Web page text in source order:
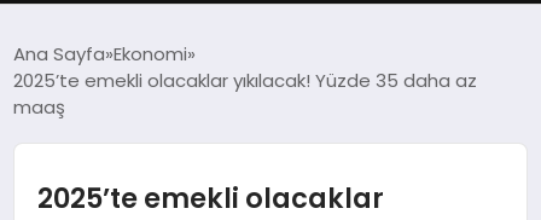
Ana Sayfa Ekonomi
2025’te emekli olacaklar yıkılacak! Yüzde 35 daha az
maaş
2025’te emekli olacaklar